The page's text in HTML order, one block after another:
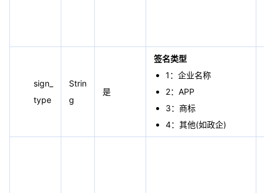
sign_
type
Strin
g
是
签名类型
1：企业名称
2：APP
3：商标
4：其他(如政企)